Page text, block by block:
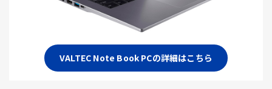
VALTEC Note Book PCの詳細はこちら